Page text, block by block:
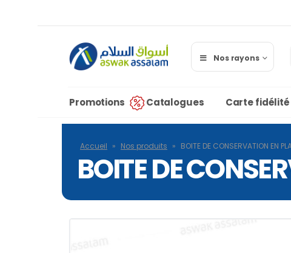
Nos rayons
Promotions Catalogues Carte fidélité
Accueil » Nos produits » BOITE DE CONSERVATION EN
BOITE DE